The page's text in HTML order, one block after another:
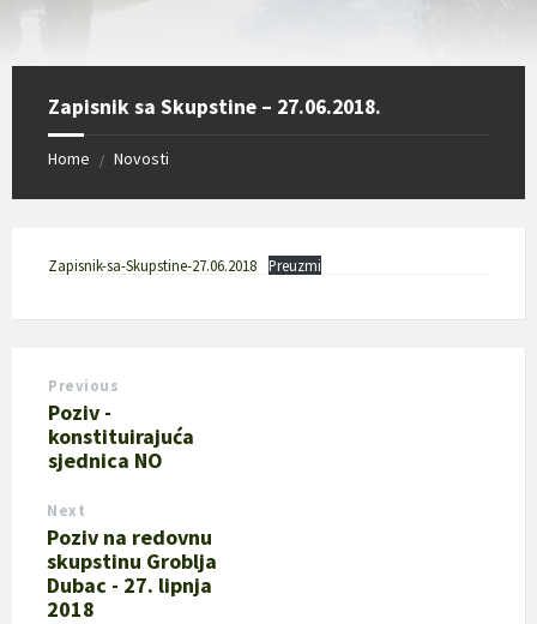
Zapisnik sa Skupstine – 27.06.2018.
Home / Novosti
Zapisnik-sa-Skupstine-27.06.2018 Preuzmi
Previous
Poziv -
konstituirajuća
sjednica NO
Next
Poziv na redovnu
skupstinu Groblja
Dubac - 27. lipnja
2018